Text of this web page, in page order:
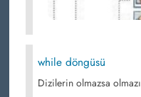
while döngüsü
Dizilerin olmazsa olmazı